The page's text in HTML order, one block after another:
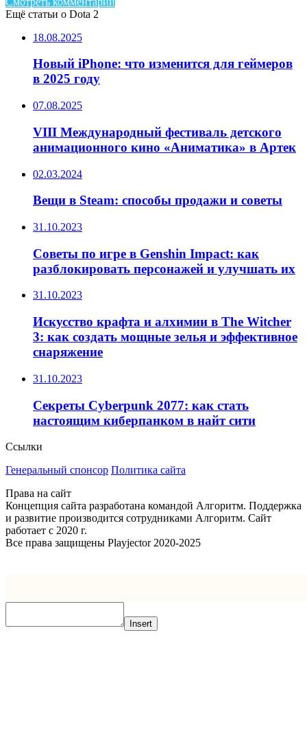
Ещё статьи о Dota 2
18.08.2025
Новый iPhone: что изменится для геймеров
в 2025 году
07.08.2025
VIII Международный фестиваль детского
анимационного кино «Аниматика» в Артек
02.03.2024
Вещи в Steam: способы продажи и советы
31.10.2023
Советы по игре в Genshin Impact: как
разблокировать персонажей и улучшать их
31.10.2023
Искусство крафта и алхимии в The Witcher
3: как создать мощные зелья и эффективное
снаряжение
31.10.2023
Секреты Cyberpunk 2077: как стать
настоящим киберпанком в найт сити
Ссылки
Генеральный спонсор Политика сайта
Права на сайт
Концепция сайта разработана командой Алгоритм. Поддержка
и развитие производится сотрудниками Алгоритм. Сайт
работает с 2020 г.
Все права защищены Playjector 2020-2025
Insert